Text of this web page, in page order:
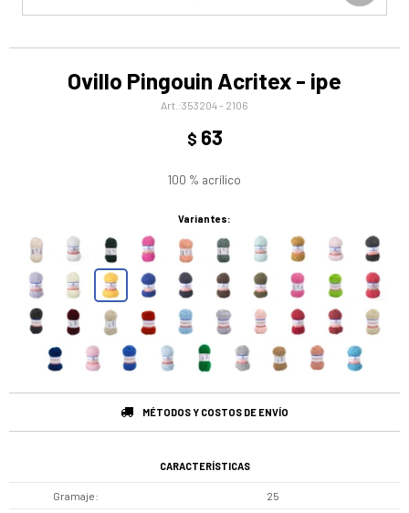
Ovillo Pingouin Acritex - ipe
353204 - 2106
$ 63
100 % acrílico
Variantes:
MÉTODOS Y COSTOS DE ENVÍO
CARACTERÍSTICAS
Gramaje 25